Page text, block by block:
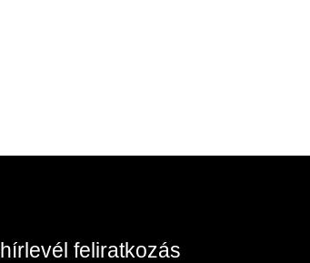
hírlevél feliratkozás